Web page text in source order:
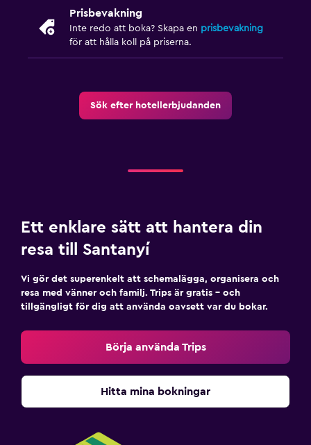
Prisbevakning
Inte redo att boka? Skapa en prisbevakning
för att hålla koll på priserna.
Sök efter hotellerbjudanden
Ett enklare sätt att hantera din
resa till Santanyí
Vi gör det superenkelt att schemalägga, organisera och
resa med vänner och familj. Trips är gratis – och
tillgängligt för dig att använda oavsett var du bokar.
Börja använda Trips
Hitta mina bokningar